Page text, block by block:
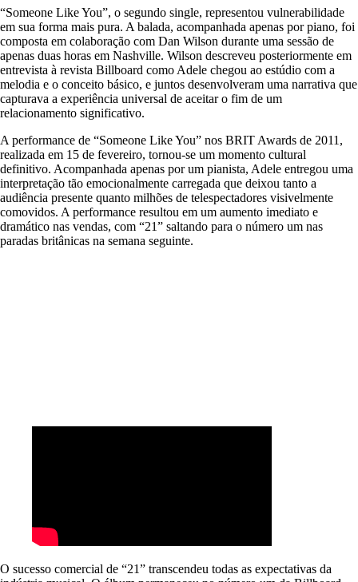
“Someone Like You”, o segundo single, representou vulnerabilidade
em sua forma mais pura. A balada, acompanhada apenas por piano, foi
composta em colaboração com Dan Wilson durante uma sessão de
apenas duas horas em Nashville. Wilson descreveu posteriormente em
entrevista à revista Billboard como Adele chegou ao estúdio com a
melodia e o conceito básico, e juntos desenvolveram uma narrativa que
capturava a experiência universal de aceitar o fim de um
relacionamento significativo.
A performance de “Someone Like You” nos BRIT Awards de 2011,
realizada em 15 de fevereiro, tornou-se um momento cultural
definitivo. Acompanhada apenas por um pianista, Adele entregou uma
interpretação tão emocionalmente carregada que deixou tanto a
audiência presente quanto milhões de telespectadores visivelmente
comovidos. A performance resultou em um aumento imediato e
dramático nas vendas, com “21” saltando para o número um nas
paradas britânicas na semana seguinte.
O sucesso comercial de “21” transcendeu todas as expectativas da